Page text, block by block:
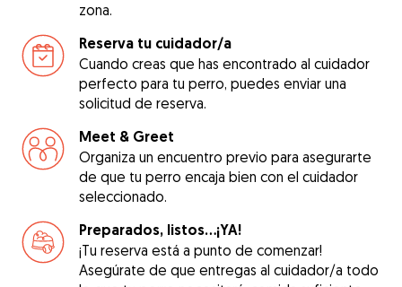
zona.
Reserva tu cuidador/a
Cuando creas que has encontrado al cuidador
perfecto para tu perro, puedes enviar una
solicitud de reserva.
Meet & Greet
Organiza un encuentro previo para asegurarte
de que tu perro encaja bien con el cuidador
seleccionado.
Preparados, listos...¡YA!
¡Tu reserva está a punto de comenzar!
Asegúrate de que entregas al cuidador/a todo